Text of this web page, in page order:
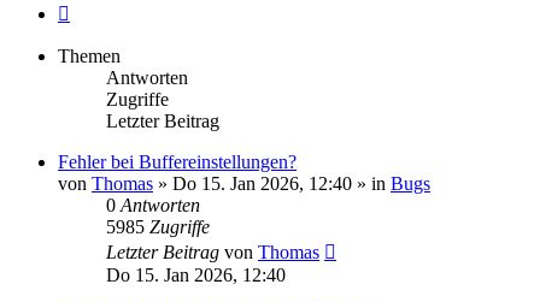
Themen
Antworten
Zugriffe
Letzter Beitrag
Fehler bei Buffereinstellungen?
von Thomas » Do 15. Jan 2026, 12:40 » in Bugs
0 Antworten
5985 Zugriffe
Letzter Beitrag von Thomas
Do 15. Jan 2026, 12:40